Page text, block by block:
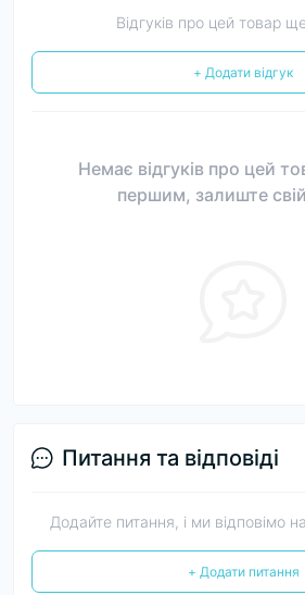
Відгуків про цей товар
+ Додати відгук
Немає відгуків про цей
першим, залиште свій
Питання та відповіді
Додайте питання, і ми відповімо
+ Додати питання